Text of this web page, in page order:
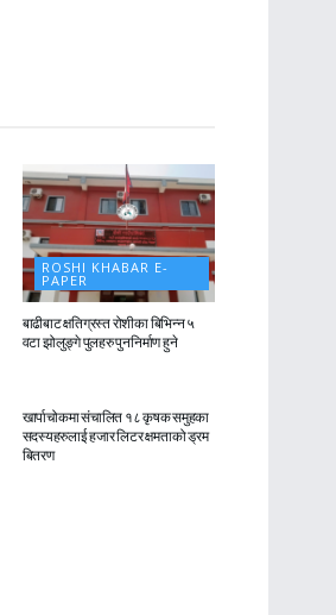
ROSHI KHABAR E-
PAPER
बाढीबाट क्षतिग्रस्त रोशीका बिभिन्न ५
वटा झोलुङ्गे पुलहरु पुननिर्माण हुने
खार्पाचोकमा संचालित १८ कृषक समुहका
सदस्यहरुलाई हजार लिटर क्षमताको ड्रम
बितरण